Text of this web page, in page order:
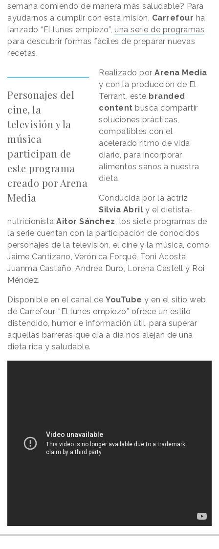
semana comiendo de manera más saludable? Para
ayudarnos a cumplir con esta misión, Carrefour ha
lanzado “El lunes empiezo”, una serie de programas
para descubrir formas fáciles de preparar nuevas
recetas.
Personajes del
cine, la
televisión y la
música
participan de
este programa
creado por Arena
Media
Realizado porArena Media
y con la producción de El
Terrant, este branded
content busca compartir
soluciones prácticas,
compatibles con el
acelerado ritmo de vida
diario, para incorporar
alimentos sanos a nuestra
dieta.
Conducida por la actriz
Silvia Abril y el dietista-
nutricionista Aitor Sánchez, los siete programas de
la serie cuentan con la participación de conocidos
personajes de la televisión, el cine y la música, como
Jaime Cantizano, Verónica Forqué, Toni Acosta,
Juanma Castaño, Andrea Duro, Lorena Castell y Roi
Méndez.
Disponible en el canal de YouTube y en el sitio web
de Carrefour, “El lunes empiezo” ofrece un estilo
distendido, humor e información útil, para superar
aquellas barreras que día a día nos alejan de una
dieta rica y saludable.